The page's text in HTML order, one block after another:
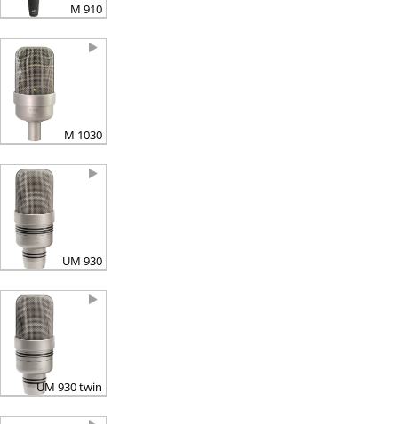
M 910
M 1030
UM 930
UM 930 twin